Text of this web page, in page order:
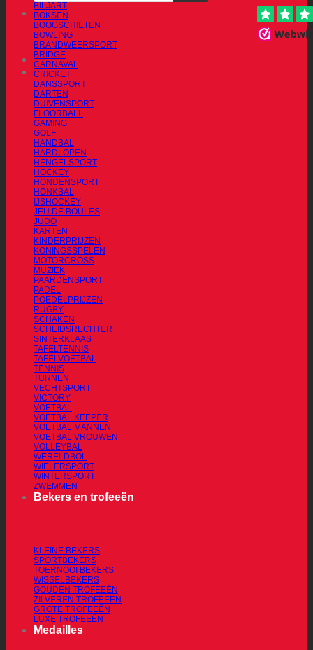
BILJART
BOKSEN
BOOGSCHIETEN
BOWLING
BRANDWEERSPORT
BRIDGE
CARNAVAL
CRICKET
DANSSPORT
DARTEN
DUIVENSPORT
FLOORBALL
GAMING
GOLF
HANDBAL
HARDLOPEN
HENGELSPORT
HOCKEY
HONDENSPORT
HONKBAL
IJSHOCKEY
JEU DE BOULES
JUDO
KARTEN
KINDERPRIJZEN
KONINGSSPELEN
MOTORCROSS
MUZIEK
PAARDENSPORT
PADEL
POEDELPRIJZEN
RUGBY
SCHAKEN
SCHEIDSRECHTER
SINTERKLAAS
TAFELTENNIS
TAFELVOETBAL
TENNIS
TURNEN
VECHTSPORT
VICTORY
VOETBAL
VOETBAL KEEPER
VOETBAL MANNEN
VOETBAL VROUWEN
VOLLEYBAL
WERELDBOL
WIELERSPORT
WINTERSPORT
ZWEMMEN
Bekers en trofeeën
KLEINE BEKERS
SPORTBEKERS
TOERNOOI BEKERS
WISSELBEKERS
GOUDEN TROFEEËN
ZILVEREN TROFEEËN
GROTE TROFEEËN
LUXE TROFEEËN
Medailles